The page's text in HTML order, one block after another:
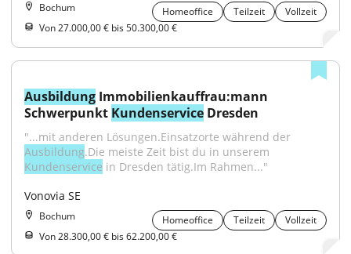
Bochum Homeoffice Teilzeit
Vollzeit
Von 27.000,00 € bis 50.300,00 €
Ausbildung Immobilienkauffrau:mann
Schwerpunkt Kundenservice Dresden
Ausbildung
Kundenservice in Dresden tätig.Im Rahmen..."
Vonovia SE
Bochum Homeoffice Teilzeit
Vollzeit
Von 28.300,00 € bis 62.200,00 €